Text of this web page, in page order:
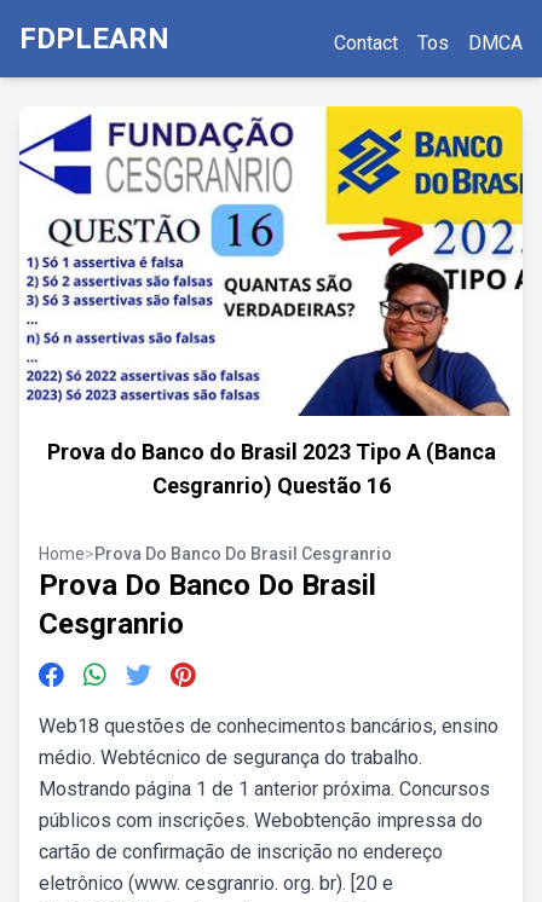
FDPLEARN Contact Tos DMCA
Prova do Banco do Brasil 2023 Tipo A (Banca
Cesgranrio) Questão 16
Home>Prova Do Banco Do Brasil Cesgranrio
Prova Do Banco Do Brasil
Cesgranrio
Web18 questões de conhecimentos bancários, ensino
médio. Webtécnico de segurança do trabalho.
Mostrando página 1 de 1 anterior próxima. Concursos
públicos com inscrições. Webobtenção impressa do
cartão de confirmação de inscrição no endereço
eletrônico (www. cesgranrio. org. br). [20 e